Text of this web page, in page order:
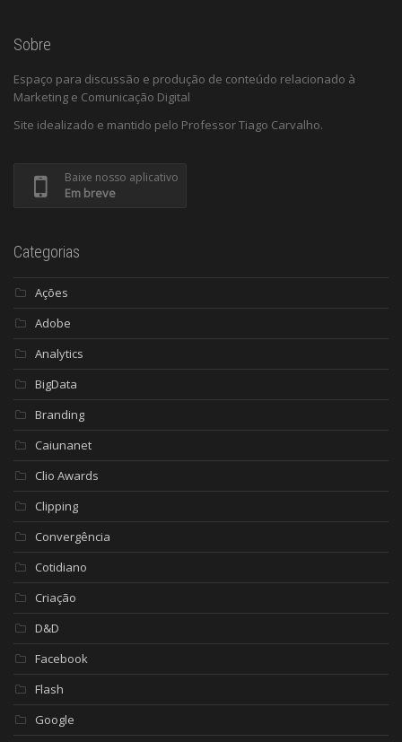
Sobre
Espaço para discussão e produção de conteúdo relacionado à
Marketing e Comunicação Digital
Site idealizado e mantido pelo Professor Tiago Carvalho.
Baixe nosso aplicativo
Em breve
Categorias
Ações
Adobe
Analytics
BigData
Branding
Caiunanet
Clio Awards
Clipping
Convergência
Cotidiano
Criação
D&D
Facebook
Flash
Google